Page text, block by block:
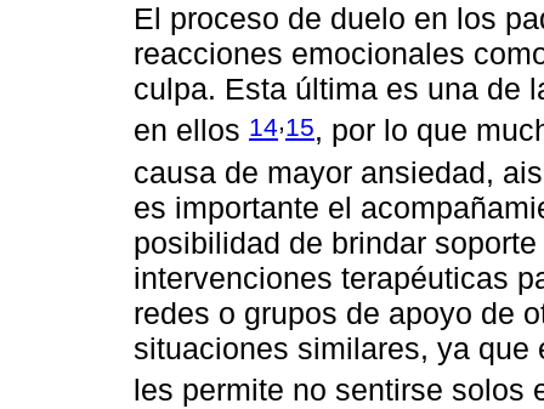
El proceso de duelo en los
reacciones emocionales
culpa. Esta última es una de
en ellos 14,15, por lo que
causa de mayor ansiedad,
es importante el
posibilidad de brindar
intervenciones terapéuticas
redes o grupos de apoyo de
situaciones similares, ya
les permite no sentirse solos